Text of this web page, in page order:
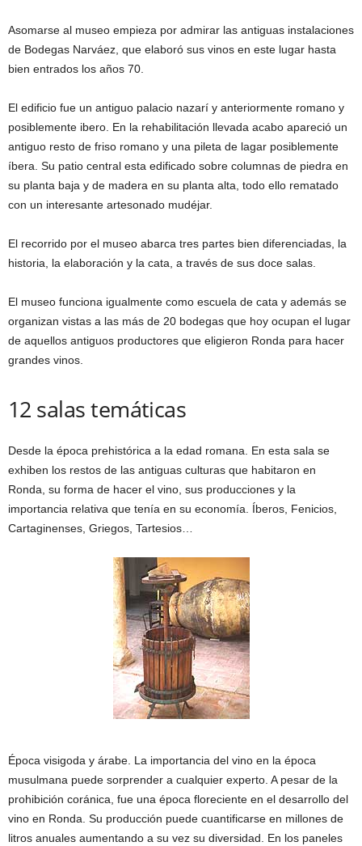
Asomarse al museo empieza por admirar las antiguas instalaciones
de Bodegas Narváez, que elaboró sus vinos en este lugar hasta
bien entrados los años 70.
El edificio fue un antiguo palacio nazarí y anteriormente romano y
posiblemente ibero. En la rehabilitación llevada acabo apareció un
antiguo resto de friso romano y una pileta de lagar posiblemente
íbera. Su patio central esta edificado sobre columnas de piedra en
su planta baja y de madera en su planta alta, todo ello rematado
con un interesante artesonado mudéjar.
El recorrido por el museo abarca tres partes bien diferenciadas, la
historia, la elaboración y la cata, a través de sus doce salas.
El museo funciona igualmente como escuela de cata y además se
organizan vistas a las más de 20 bodegas que hoy ocupan el lugar
de aquellos antiguos productores que eligieron Ronda para hacer
grandes vinos.
12 salas temáticas
Desde la época prehistórica a la edad romana. En esta sala se
exhiben los restos de las antiguas culturas que habitaron en
Ronda, su forma de hacer el vino, sus producciones y la
importancia relativa que tenía en su economía. Íberos, Fenicios,
Cartaginenses, Griegos, Tartesios…
Época visigoda y árabe. La importancia del vino en la época
musulmana puede sorprender a cualquier experto. A pesar de la
prohibición coránica, fue una época floreciente en el desarrollo del
vino en Ronda. Su producción puede cuantificarse en millones de
litros anuales aumentando a su vez su diversidad. En los paneles